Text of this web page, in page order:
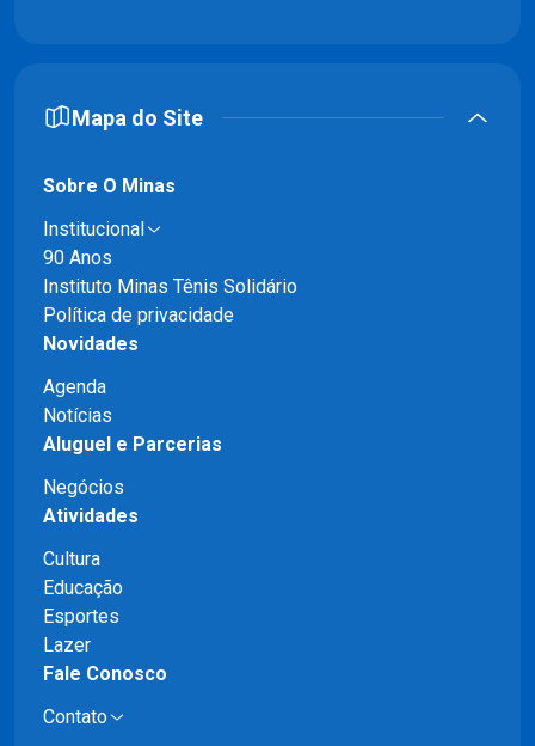
Mapa do Site
Sobre O Minas
Institucional
90 Anos
Instituto Minas Tênis Solidário
Política de privacidade
Novidades
Agenda
Notícias
Aluguel e Parcerias
Negócios
Atividades
Cultura
Educação
Esportes
Lazer
Fale Conosco
Contato